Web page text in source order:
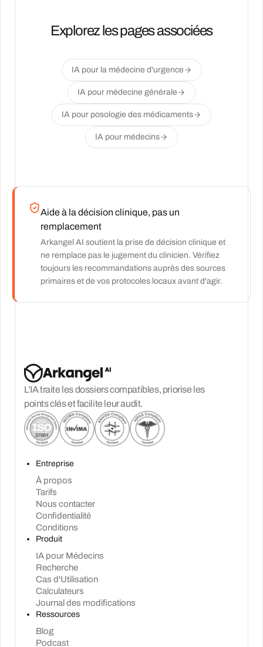
Explorez les pages associées
IA pour la médecine d'urgence
IA pour médecine générale
IA pour posologie des médicaments
IA pour médecins
Aide à la décision clinique, pas un
remplacement
Arkangel AI soutient la prise de décision clinique et
ne remplace pas le jugement du clinicien. Vérifiez
toujours les recommandations auprès des sources
primaires et de vos protocoles locaux avant d'agir.
L’IA traite les dossiers compatibles, priorise les
points clés et facilite leur audit.
Entreprise
À propos
Tarifs
Nous contacter
Confidentialité
Conditions
Produit
IA pour Médecins
Recherche
Cas d'Utilisation
Calculateurs
Journal des modifications
Ressources
Blog
Podcast